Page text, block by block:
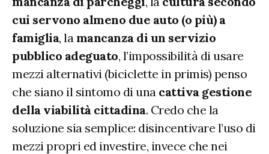
cui servono almeno due auto (o più) a
famiglia, la mancanza di un servizio
pubblico adeguato, l’impossibilità di usare
mezzi alternativi (biciclette in primis) penso
che siano il sintomo di una cattiva gestione
della viabilità cittadina. Credo che la
soluzione sia semplice: disincentivare l’uso di
mezzi propri ed investire, invece che nei